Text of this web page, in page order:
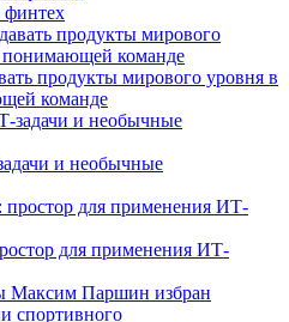
продукты мирового уровня в
команде
и необычные
для применения ИТ-